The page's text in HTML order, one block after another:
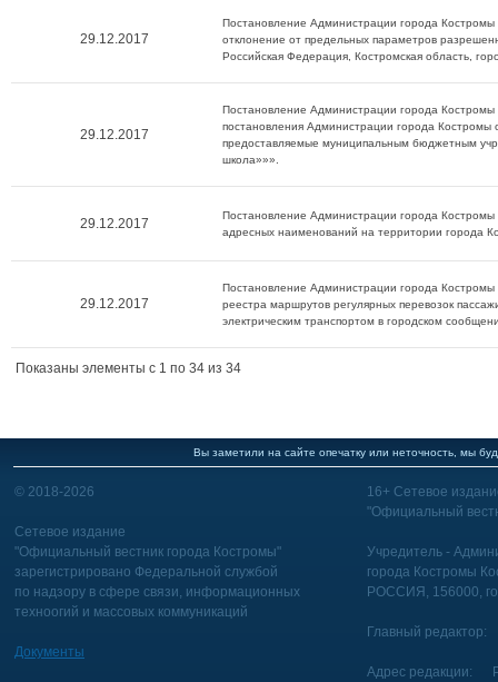
29.12.2017
Постановление Администрации города
отклонение от предельных параметров
Российская Федерация, Костромская область,
29.12.2017
Постановление Администрации города
постановления Администрации города
предоставляемые муниципальным бюджетным
школа»»».
29.12.2017
Постановление Администрации города
адресных наименований на территории города
29.12.2017
Постановление Администрации города
реестра маршрутов регулярных перевозок
электрическим транспортом в городском
Показаны элементы c 1 по 34 из 34
Вы заметили на сайте опечатку или неточность, мы
© 2018-2026
Сетевое издание
"Официальный вестник города Костромы"
зарегистрировано Федеральной службой
по надзору в сфере связи, информационных
техноогий и массовых коммуникаций
Документы
16+ Сетевое
"Официальный
Учредитель -
города Костромы
РОССИЯ, 156000,
Главный редактор:
Адрес редакции: